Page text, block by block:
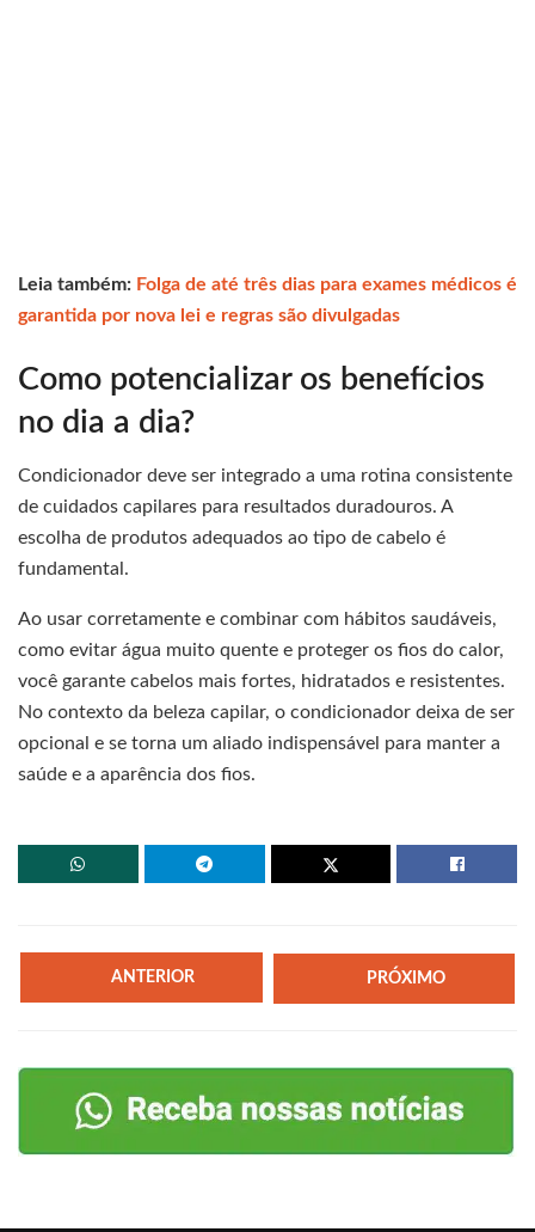
Leia também: Folga de até três dias para exames médicos é
garantida por nova lei e regras são divulgadas
Como potencializar os benefícios
no dia a dia?
Condicionador deve ser integrado a uma rotina consistente
de cuidados capilares para resultados duradouros. A
escolha de produtos adequados ao tipo de cabelo é
fundamental.
Ao usar corretamente e combinar com hábitos saudáveis,
como evitar água muito quente e proteger os fios do calor,
você garante cabelos mais fortes, hidratados e resistentes.
No contexto da beleza capilar, o condicionador deixa de ser
opcional e se torna um aliado indispensável para manter a
saúde e a aparência dos fios.
ANTERIOR PRÓXIMO